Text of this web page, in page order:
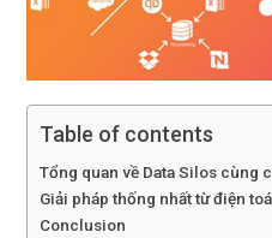
Table of contents
Tổng quan về Data Silos cùng
Giải pháp thống nhất từ điện
Conclusion